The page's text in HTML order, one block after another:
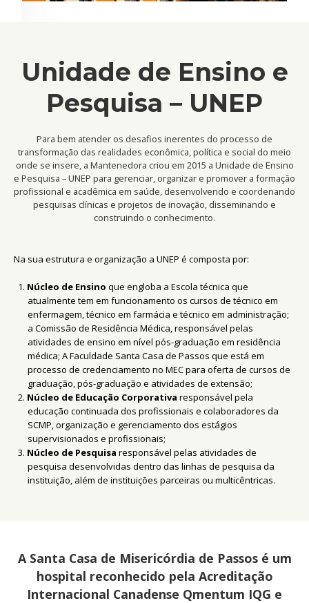
Unidade de Ensino e
Pesquisa – UNEP
Para bem atender os desafios inerentes do processo de
transformação das realidades econômica, política e social do meio
onde se insere, a Mantenedora criou em 2015 a Unidade de Ensino
e Pesquisa – UNEP para gerenciar, organizar e promover a formação
profissional e acadêmica em saúde, desenvolvendo e coordenando
pesquisas clínicas e projetos de inovação, disseminando e
construindo o conhecimento.
Na sua estrutura e organização a UNEP é composta por:
Núcleo de Ensino que engloba a Escola técnica que
atualmente tem em funcionamento os cursos de técnico em
enfermagem, técnico em farmácia e técnico em administração;
a Comissão de Residência Médica, responsável pelas
atividades de ensino em nível pós-graduação em residência
médica; A Faculdade Santa Casa de Passos que está em
processo de credenciamento no MEC para oferta de cursos de
graduação, pós-graduação e atividades de extensão;
Núcleo de Educação Corporativa responsável pela
educação continuada dos profissionais e colaboradores da
SCMP, organização e gerenciamento dos estágios
supervisionados e profissionais;
Núcleo de Pesquisa responsável pelas atividades de
pesquisa desenvolvidas dentro das linhas de pesquisa da
instituição, além de instituições parceiras ou multicêntricas.
A Santa Casa de Misericórdia de Passos é um
hospital reconhecido pela Acreditação
Internacional Canadense Qmentum IQG e